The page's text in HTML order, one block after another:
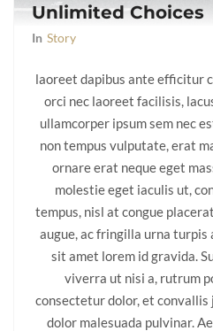
Unlimited Choices
In Story
laoreet dapibus ante efficitur
orci nec laoreet facilisis,
ullamcorper ipsum sem nec
non tempus vulputate, erat
ornare erat neque eget
molestie eget iaculis ut,
tempus, nisl at congue
augue, ac fringilla urna turpis
sit amet lorem id gravida.
viverra ut nisi a, rutrum
consectetur dolor, et
dolor malesuada pulvinar.